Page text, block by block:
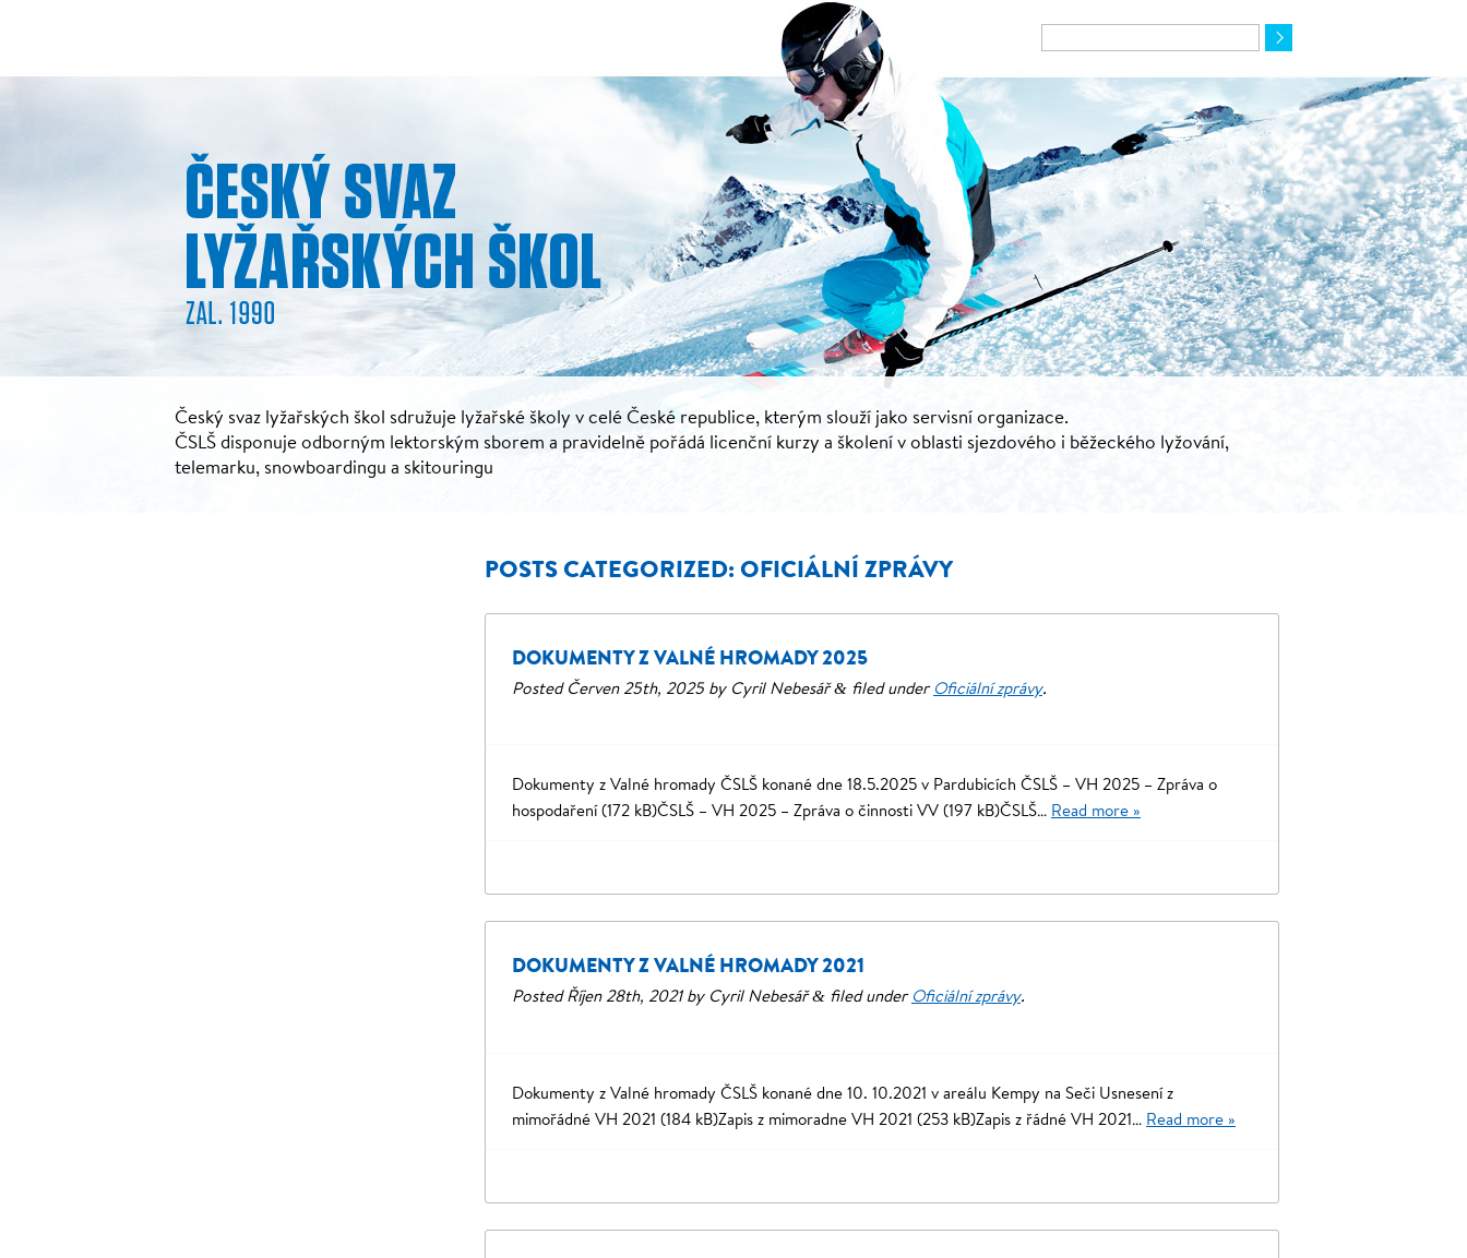
Český svaz lyžařských škol sdružuje lyžařské školy v celé České republice, kterým slouží jako servisní organizace.
ČSLŠ disponuje odborným lektorským sborem a pravidelně pořádá licenční kurzy a školení v oblasti sjezdového i běžeckého lyžování,
telemarku, snowboardingu a skitouringu
POSTS CATEGORIZED: OFICIÁLNÍ ZPRÁVY
DOKUMENTY Z VALNÉ HROMADY 2025
Posted Červen 25th, 2025by Cyril Nebesář & filed under Oficiální zprávy.
Dokumenty z Valné hromady ČSLŠ konané dne 18.5.2025 v Pardubicích ČSLŠ – VH 2025 – Zpráva o
hospodaření (172 kB)ČSLŠ – VH 2025 – Zpráva o činnosti VV (197 kB)ČSLŠ… Read more »
DOKUMENTY Z VALNÉ HROMADY 2021
PostedŘíjen 28th, 2021by Cyril Nebesář & filed under Oficiální zprávy.
Dokumenty z Valné hromady ČSLŠ konané dne 10. 10.2021 v areálu Kempy na Seči Usnesení z
mimořádné VH 2021 (184 kB)Zapis z mimoradne VH 2021 (253 kB)Zapis z řádné VH 2021… Read more »